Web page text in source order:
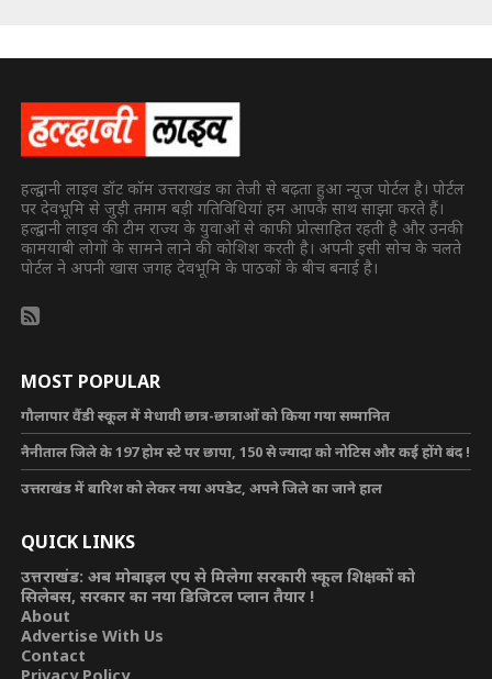
हल्द्वानी लाइव डॉट कॉम उत्तराखंड का तेजी से बढ़ता हुआ न्यूज पोर्टल है। पोर्टल
पर देवभूमि से जुड़ी तमाम बड़ी गतिविधियां हम आपके साथ साझा करते हैं।
हल्द्वानी लाइव की टीम राज्य के युवाओं से काफी प्रोत्साहित रहती है और उनकी
कामयाबी लोगों के सामने लाने की कोशिश करती है। अपनी इसी सोच के चलते
पोर्टल ने अपनी खास जगह देवभूमि के पाठकों के बीच बनाई है।
MOST POPULAR
गौलापार वैंडी स्कूल में मेधावी छात्र-छात्राओं को किया गया सम्मानित
नैनीताल जिले के 197 होम स्टे पर छापा, 150 से ज्यादा को नोटिस और कई होंगे बंद !
उत्तराखंड में बारिश को लेकर नया अपडेट, अपने जिले का जाने हाल
QUICK LINKS
उत्तराखंड: अब मोबाइल एप से मिलेगा सरकारी स्कूल शिक्षकों को
सिलेबस, सरकार का नया डिजिटल प्लान तैयार !
About
Advertise With Us
Contact